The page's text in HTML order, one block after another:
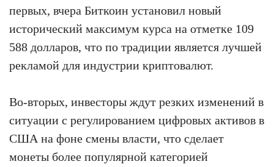
первых, вчера Биткоин установил новый
исторический максимум курса на отметке 109
588 долларов, что по традиции является лучшей
рекламой для индустрии криптовалют.
Во-вторых, инвесторы ждут резких изменений в
ситуации с регулированием цифровых активов в
США на фоне смены власти, что сделает
монеты более популярной категорией